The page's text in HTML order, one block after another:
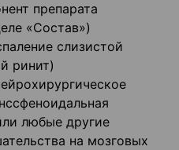
препарата
«Состав»)
слизистой
ринит)
любые другие
на мозговых